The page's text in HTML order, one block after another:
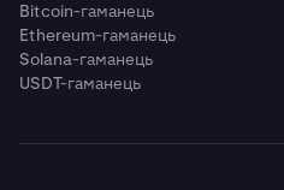
Bitcoin-гаманець
Ethereum-гаманець
Solana-гаманець
USDT-гаманець